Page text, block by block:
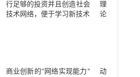
行足够的投资并且创造社会
技术网络，便于学习新技术
理
论
商业创新的“网络实现能力”
动